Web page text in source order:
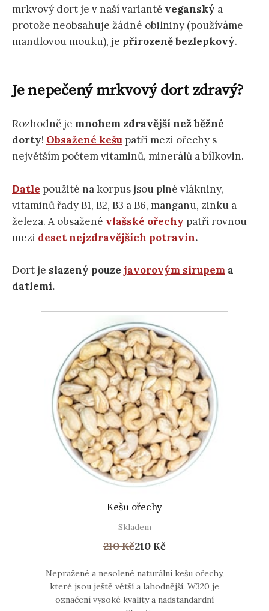
mrkvový dort je v naší variantě veganský a
protože neobsahuje žádné obilniny (používáme
mandlovou mouku), je přirozeně bezlepkový.
Je nepečený mrkvový dort zdravý?
Rozhodně je mnohem zdravější než běžné
dorty! Obsažené kešu patří mezi ořechy s
největším počtem vitaminů, minerálů a bílkovin.
Datle použité na korpus jsou plné vlákniny,
vitaminů řady B1, B2, B3 a B6, manganu, zinku a
železa. A obsažené vlašské ořechy patří rovnou
mezi deset nejzdravějších potravin.
Dort je slazený pouze javorovým sirupem a
datlemi.
Kešu ořechy
Skladem
210 Kč210 Kč
Nepražené a nesolené naturální kešu ořechy,
které jsou ještě větší a lahodnější. W320 je
označení vysoké kvality a nadstandardní